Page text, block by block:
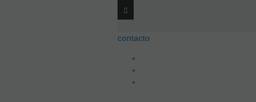
contacto